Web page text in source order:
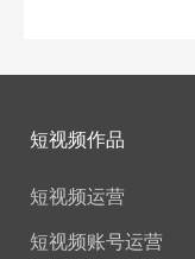
短视频作品
短视频运营
短视频账号运营